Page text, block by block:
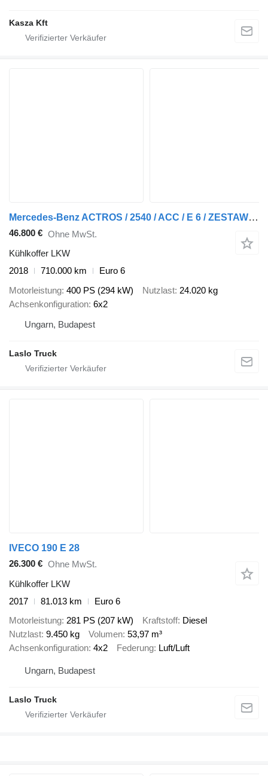
Kasza Kft
Mercedes-Benz ACTROS / 2540 / ACC / E 6 / ZESTAW PRZEJAZDOWY / CHŁODNIA + WIND + Kofferanhänger
46.800 € Ohne MwSt.
Kühlkoffer LKW
2018
710.000 km
Euro 6
Motorleistung 400 PS (294 kW) Nutzlast 24.020 kg
Achsenkonfiguration 6x2
Ungarn, Budapest
Laslo Truck
IVECO 190 E 28
26.300 € Ohne MwSt.
Kühlkoffer LKW
2017
81.013 km
Euro 6
Motorleistung 281 PS (207 kW) Kraftstoff Diesel
Nutzlast 9.450 kg Volumen 53,97 m³
Achsenkonfiguration 4x2 Federung Luft/Luft
Ungarn, Budapest
Laslo Truck